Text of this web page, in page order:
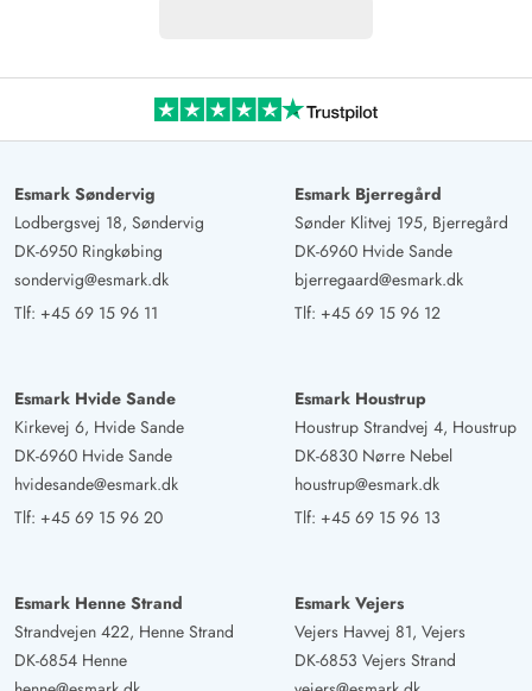
Esmark Søndervig
Lodbergsvej 18, Søndervig
DK-6950 Ringkøbing
sondervig@esmark.dk
Tlf: +45 69 15 96 11
Esmark Bjerregård
Sønder Klitvej 195, Bjerregård
DK-6960 Hvide Sande
bjerregaard@esmark.dk
Tlf: +45 69 15 96 12
Esmark Hvide Sande
Kirkevej 6, Hvide Sande
DK-6960 Hvide Sande
hvidesande@esmark.dk
Tlf: +45 69 15 96 20
Esmark Houstrup
Houstrup Strandvej 4, Houstrup
DK-6830 Nørre Nebel
houstrup@esmark.dk
Tlf: +45 69 15 96 13
Esmark Henne Strand
Strandvejen 422, Henne Strand
DK-6854 Henne
Esmark Vejers
Vejers Havvej 81, Vejers
DK-6853 Vejers Strand